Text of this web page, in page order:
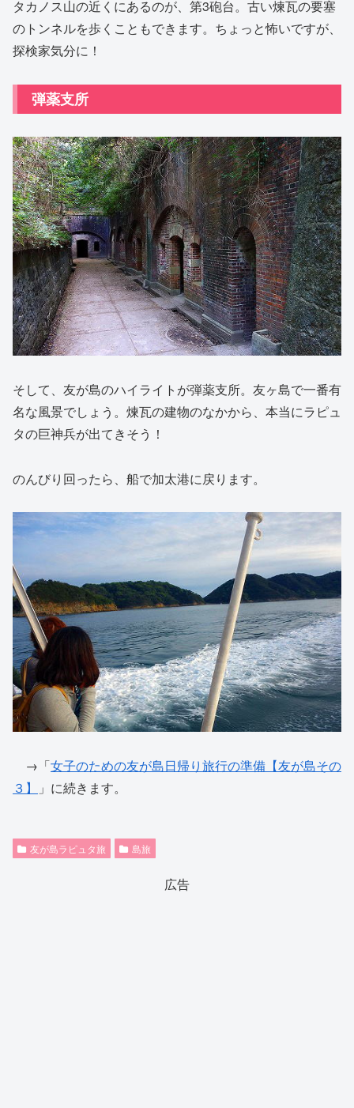
タカノス山の近くにあるのが、第3砲台。古い煉瓦の要塞
のトンネルを歩くこともできます。ちょっと怖いですが、
探検家気分に！
弾薬支所
そして、友が島のハイライトが弾薬支所。友ヶ島で一番有
名な風景でしょう。煉瓦の建物のなかから、本当にラピュ
タの巨神兵が出てきそう！
のんびり回ったら、船で加太港に戻ります。
→「女子のための友が島日帰り旅行の準備【友が島その
３】
」に続きます。
友が島ラピュタ旅 島旅
広告